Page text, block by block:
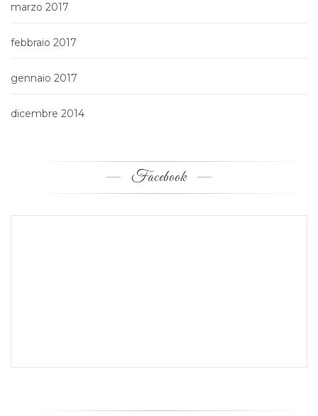
marzo 2017
febbraio 2017
gennaio 2017
dicembre 2014
Facebook